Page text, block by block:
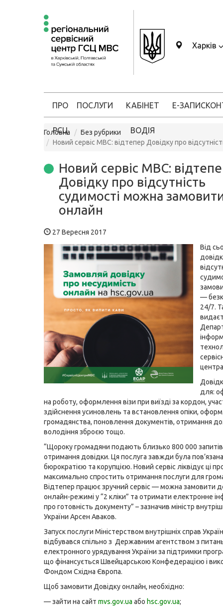
Харків
ПРО
РСЦ
ПОСЛУГИ КАБІНЕТ
ВОДІЯ
Е-ЗАПИС
Головна
Без рубрики
Новий сервіс МВС: відтепер Довідку про
Новий сервіс МВС:
Довідку про відсутність
судимості можна
онлайн
27 Вересня 2017
Від
—
24/7.
для:
на роботу, оформлення візи при виїзді за кордон,
здійснення усиновлень та встановлення опіки,
громадянства, поновлення документів, отримання
володіння зброєю тощо.
“Щороку громадяни подають близько 800 000
отримання довідки. Ця послуга завжди була
бюрократією та корупцією. Новий сервіс ліквідує ці
максимально спростить отримання послуги для
Відтепер працює зручний сервіс — можна замовити
онлайн-режимі у “2 кліки” та отримати електронне
про готовність документу” – зазначив міністр
України Арсен Аваков.
Запуск послуги Міністерством внутрішніх справ
відбувався спільно з Державним агентством з
електронного урядування України за підтримки
що фінансується Швейцарською Конфедерацією і
Фондом Східна Європа.
Щоб замовити Довідку онлайн, необхідно:
— зайти на сайт mvs.gov.ua або hsc.gov.ua;